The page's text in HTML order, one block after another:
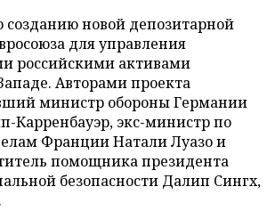
новой депозитарной
для управления
российскими активами
Авторами проекта
министр обороны Германии
Карренбауэр, экс-министр по
Франции Натали Луазо и
помощника президента
безопасности Далип Сингх,
.